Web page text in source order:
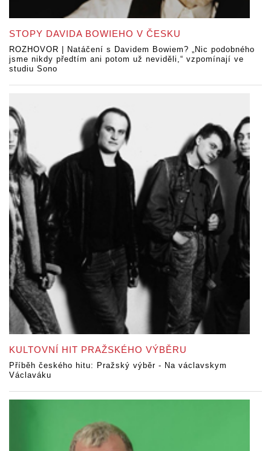
STOPY DAVIDA BOWIEHO V ČESKU
ROZHOVOR | Natáčení s Davidem Bowiem? „Nic podobného
jsme nikdy předtím ani potom už neviděli,“ vzpomínají ve
studiu Sono
KULTOVNÍ HIT PRAŽSKÉHO VÝBĚRU
Příběh českého hitu: Pražský výběr - Na václavskym
Václaváku